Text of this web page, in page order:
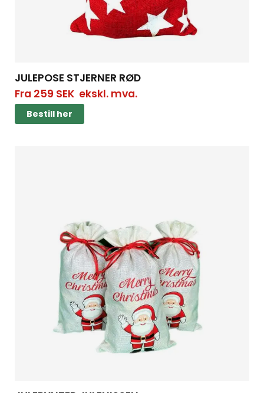
JULEPOSE STJERNER RØD
Fra 259 SEKekskl. mva.
Bestill her